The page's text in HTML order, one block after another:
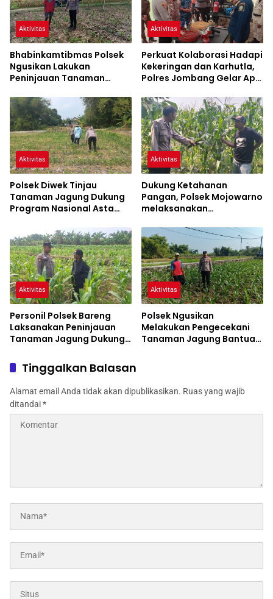
Aktivitas
Bhabinkamtibmas Polsek
Ngusikan Lakukan
Peninjauan Tanaman
Mendukung Ketahanan
Pangan
Aktivitas
Perkuat Kolaborasi Hadapi
Kekeringan dan Karhutla,
Polres Jombang Gelar Apel
Aktivitas
Polsek Diwek Tinjau
Tanaman Jagung Dukung
Program Nasional Asta
Aktivitas
Dukung Ketahanan
Pangan, Polsek Mojowarno
melaksanakan
Jagung
Aktivitas
Personil Polsek Bareng
Laksanakan Peninjauan
Tanaman Jagung Dukung
Pangan
Aktivitas
Polsek Ngusikan
Melakukan Pengecekani
Tanaman Jagung Bantuan
Tinggalkan Balasan
Alamat email Anda tidak akan dipublikasikan. Ruas yang wajib
ditandai*